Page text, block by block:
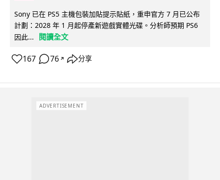
Sony 已在 PS5 主機包裝加貼提示貼紙，重申官方 7 月已公布
計劃：2028 年 1 月起停產新遊戲實體光碟。分析師預期 PS6
因此...
閱讀全文
167 76 ↗ 分享
ADVERTISEMENT